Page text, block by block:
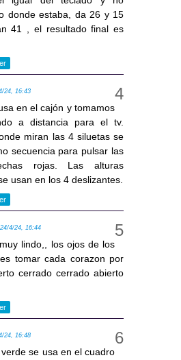
donde estaba, da 26 y 15
41 , el resultado final es
24, 16:43
en el cajón y tomamos
a distancia para el tv.
miran las 4 siluetas se
secuencia para pulsar las
rojas. Las alturas
usan en los 4 deslizantes.
24/4/24, 16:44
lindo,, los ojos de los
tomar cada corazon por
cerrado cerrado abierto
24, 16:48
se usa en el cuadro